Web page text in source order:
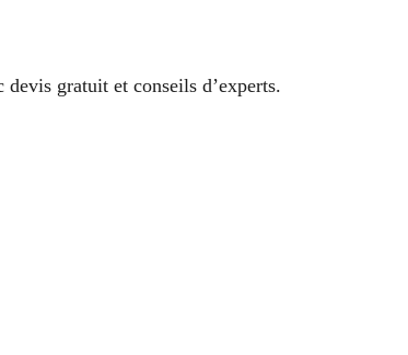
devis gratuit et conseils d’experts.